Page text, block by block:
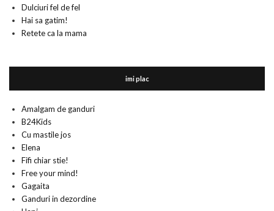
Dulciuri fel de fel
Hai sa gatim!
Retete ca la mama
imi plac
Amalgam de ganduri
B24Kids
Cu mastile jos
Elena
Fifi chiar stie!
Free your mind!
Gagaita
Ganduri in dezordine